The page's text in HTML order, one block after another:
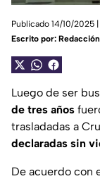
Publicado 14/10/2025
Escrito por:
Luego de ser
de tres años
trasladadas a
declaradas sin
De acuerdo con